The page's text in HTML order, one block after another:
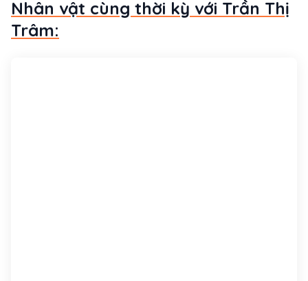
Nhân vật cùng thời kỳ với Trần Thị
Trâm: